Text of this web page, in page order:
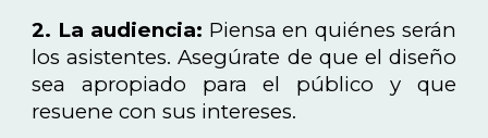
2. La audiencia: Piensa en quiénes serán
los asistentes. Asegúrate de que el diseño
sea apropiado para el público y que
resuene con sus intereses.